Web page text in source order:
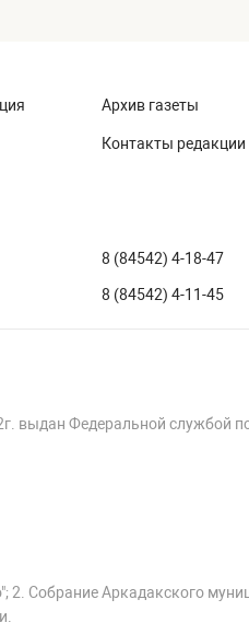
Архив газеты
Контакты редакции
8 (84542) 4-18-47
8 (84542) 4-11-45
выдан Федеральной службой
Собрание Аркадакского